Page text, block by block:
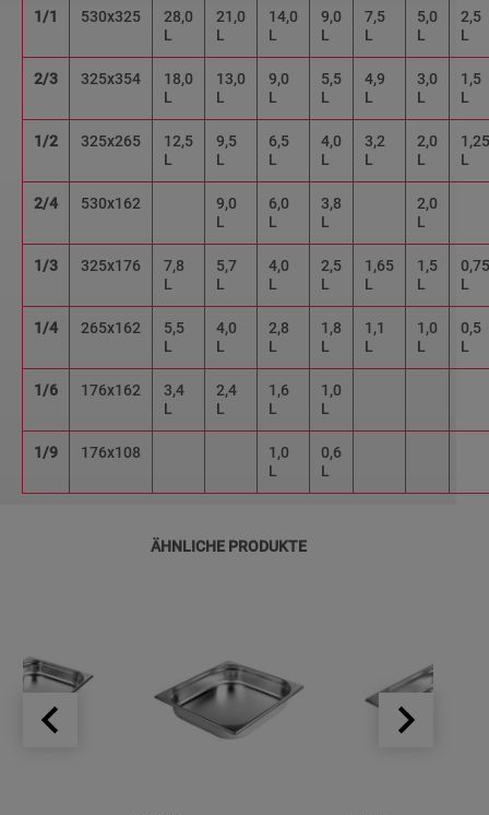
1/1 530x325
28,0
L
21,0
L
14,0
L
9,0
L
7,5
L
5,0
L
2,5
L
2/3 325x354
18,0
L
13,0
L
9,0
L
5,5
L
4,9
L
3,0
L
1,5
L
1/2 325x265
12,5
L
9,5
L
6,5
L
4,0
L
3,2
L
2,0
L
1,25
L
2/4 530x162
9,0
L
6,0
L
3,8
L
2,0
L
1/3 325x176
7,8
L
5,7
L
4,0
L
2,5
L
1,65
L
1,5
L
0,75
L
1/4 265x162
5,5
L
4,0
L
2,8
L
1,8
L
1,1
L
1,0
L
0,5
L
1/6 176x162
3,4
L
2,4
L
1,6
L
1,0
L
1/9 176x108
1,0
L
0,6
L
ÄHNLICHE PRODUKTE
keyboard_arrow_left keyboard_arrow_right